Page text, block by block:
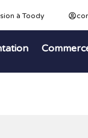
à Toody